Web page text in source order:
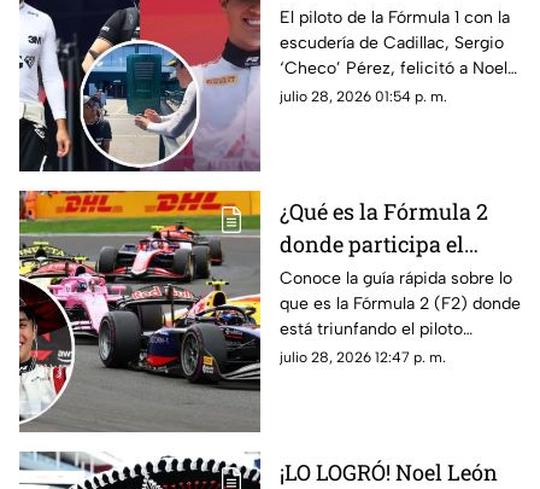
León por su victoria en
el GP de Hungría; esto
fue lo que dijo el de
Cadillac
El piloto de la Fórmula 1 con la
escudería de Cadillac, Sergio
‘Checo’ Pérez, felicitó a Noel
León luego de su triunfo en el
julio 28, 2026 01:54 p. m.
¿Qué es la Fórmula 2
donde participa el
mexicano Noel León?
Lo que debes saber
Conoce la guía rápida sobre lo
que es la Fórmula 2 (F2) donde
está triunfando el piloto
mexicano de 21 años, Noel
julio 28, 2026 12:47 p. m.
¡LO LOGRÓ! Noel León